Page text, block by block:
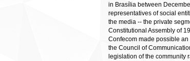
in Brasília between
representatives of social
the media -- the private
Constitutional Assembly of
Confecom made possible
the Council of
legislation of the community